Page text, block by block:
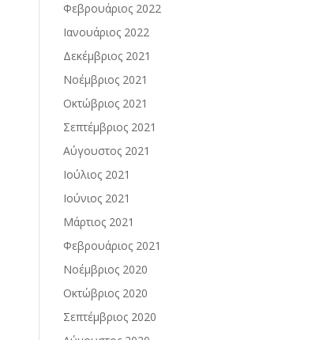
Φεβρουάριος 2022
Ιανουάριος 2022
Δεκέμβριος 2021
Νοέμβριος 2021
Οκτώβριος 2021
Σεπτέμβριος 2021
Αύγουστος 2021
Ιούλιος 2021
Ιούνιος 2021
Μάρτιος 2021
Φεβρουάριος 2021
Νοέμβριος 2020
Οκτώβριος 2020
Σεπτέμβριος 2020